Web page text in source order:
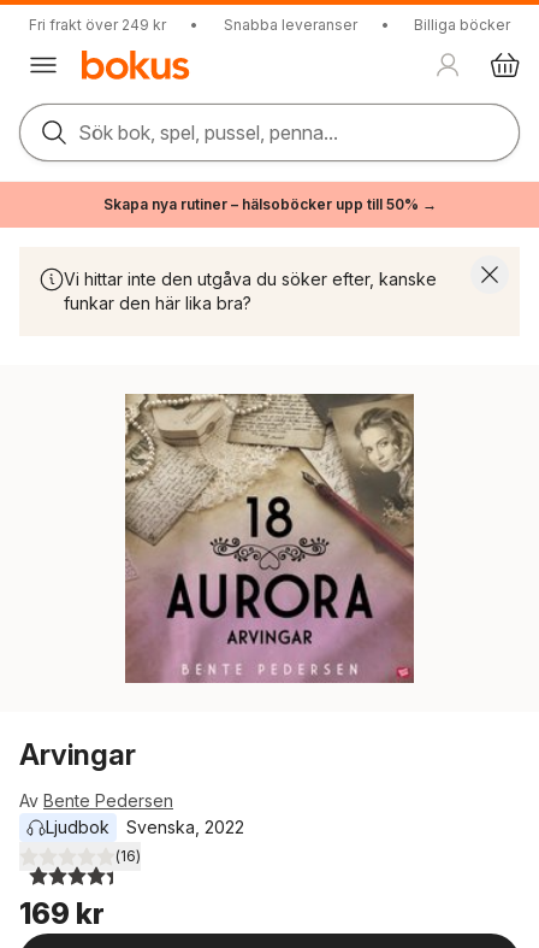
Fri frakt över 249 kr • Snabba leveranser • Billiga böcker
Sök bok, spel, pussel, penna...
Skapa nya rutiner – hälsoböcker upp till 50% →
Vi hittar inte den utgåva du söker efter, kanske
funkar den här lika bra?
Arvingar
Av Bente Pedersen
Ljudbok
Svenska 2022
4,4utav 5 stjärnor. Totalt antal röster:
(16)
169 kr